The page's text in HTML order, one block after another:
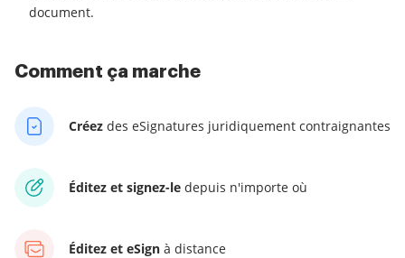
document.
Comment ça marche
Créez des eSignatures juridiquement contraignantes
Éditez et signez-le depuis n'importe où
Éditez et eSign à distance